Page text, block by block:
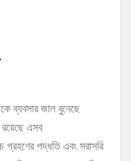
ব্যবসার জাল বুনেছে
এসব
গ্রহণের পদ্ধতি এবং সরাসরি